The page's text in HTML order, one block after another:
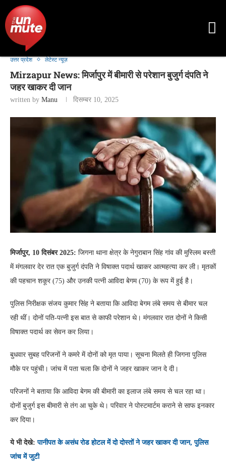
उत्तर प्रदेश लेटेस्ट न्यूज़
Mirzapur News: मिर्जापुर में बीमारी से परेशान बुजुर्ग दंपति ने
जहर खाकर दी जान
written by Manu दिसम्बर 10, 2025
मिर्जापुर, 10 दिसंबर 2025: जिगना थाना क्षेत्र के नेगुराबान सिंह गांव की मुस्लिम बस्ती
में मंगलवार देर रात एक बुजुर्ग दंपति ने विषाक्त पदार्थ खाकर आत्महत्या कर ली। मृतकों
की पहचान शकूर (75) और उनकी पत्नी आविदा बेगम (70) के रूप में हुई है।
पुलिस निरीक्षक संजय कुमार सिंह ने बताया कि आविदा बेगम लंबे समय से बीमार चल
रही थीं। दोनों पति-पत्नी इस बात से काफी परेशान थे। मंगलवार रात दोनों ने किसी
विषाक्त पदार्थ का सेवन कर लिया।
बुधवार सुबह परिजनों ने कमरे में दोनों को मृत पाया। सूचना मिलते ही जिगना पुलिस
मौके पर पहुंची। जांच में पता चला कि दोनों ने जहर खाकर जान दे दी।
परिजनों ने बताया कि आविदा बेगम की बीमारी का इलाज लंबे समय से चल रहा था।
दोनों बुजुर्ग इस बीमारी से तंग आ चुके थे। परिवार ने पोस्टमार्टम कराने से साफ इनकार
कर दिया।
ये भी देखे:पानीपत के असंध रोड होटल में दो दोस्तों ने जहर खाकर दी जान, पुलिस
जांच में जुटी